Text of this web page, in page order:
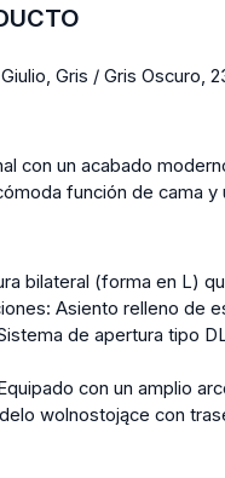
Gris / Gris Oscuro,
con un acabado
función de cama y
bilateral (forma en L)
Asiento relleno de
de apertura tipo
Equipado con un amplio
wolnostojące con